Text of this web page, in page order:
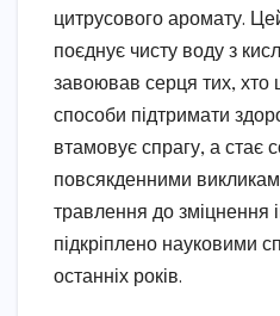
цитрусового аромату.
поєднує чисту воду з
завоював серця тих, хто
способи підтримати
втамовує спрагу, а стає
повсякденними
травлення до зміцнення
підкріплено науковими
останніх років.